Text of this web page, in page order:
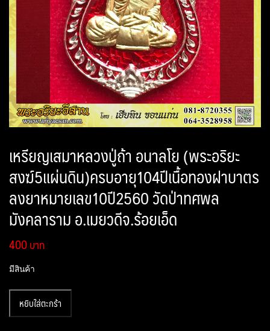
เหรียญเสมาหลวงปู่ถ้า อนาลโย (พระอริยะ
สงฆ์5แผ่นดิน)ครบอายุ104ปีเนื้อทองฝาบาตร
ลงยาหมายเลข10ปี2560 วัดป่าทศพล
มังคลาราม อ.เมยวดีจ.ร้อยเอ็ด
400
มีสินค้า
เหรียญ
หยิบใส่ตะกร้า